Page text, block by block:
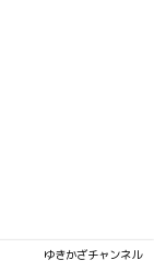
ゆきかざチャンネル